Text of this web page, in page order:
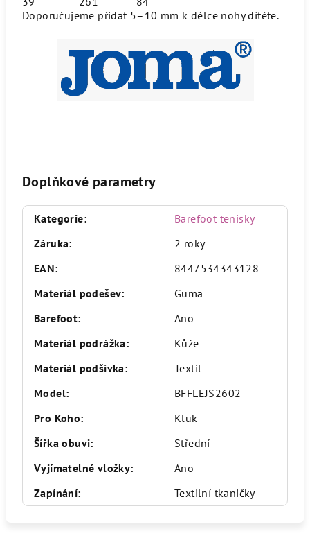
Doporučujeme přidat 5–10 mm k délce nohy dítěte.
Doplňkové parametry
Kategorie:
Barefoot tenisky
Záruka:
2 roky
EAN:
8447534343128
Materiál podešev:
Guma
Barefoot:
Ano
Materiál podrážka:
Kůže
Materiál podšívka:
Textil
Model:
BFFLEJS2602
Pro Koho:
Kluk
Šířka obuvi:
Střední
Vyjímatelné vložky:
Ano
Zapínání: Textilní tkaničky